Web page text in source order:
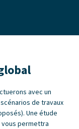
avec un
de travaux
Une étude
permettra